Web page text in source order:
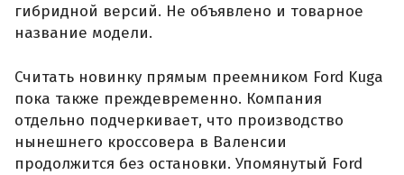
гибридной версий. Не объявлено и товарное
название модели.
Считать новинку прямым преемником Ford Kuga
пока также преждевременно. Компания
отдельно подчеркивает, что производство
нынешнего кроссовера в Валенсии
продолжится без остановки. Упомянутый Ford